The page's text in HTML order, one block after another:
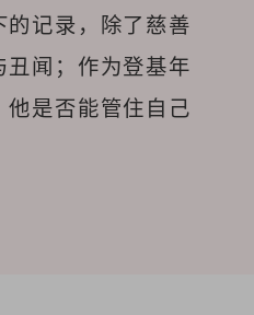
记录，除了慈善
闻；作为登基年
是否能管住自己